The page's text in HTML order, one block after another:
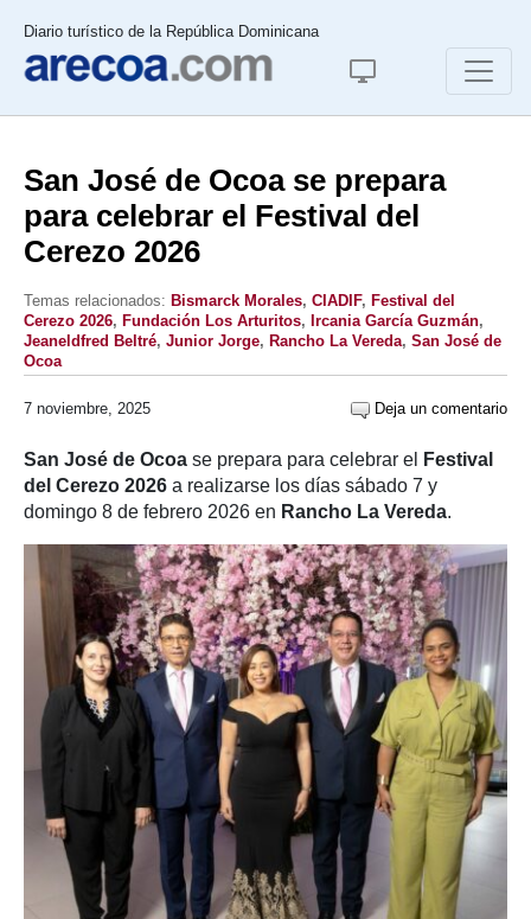
Diario turístico de la República Dominicana
San José de Ocoa se prepara
para celebrar el Festival del
Cerezo 2026
Temas relacionados: Bismarck Morales, CIADIF, Festival del
Cerezo 2026, Fundación Los Arturitos, Ircania García Guzmán,
Jeaneldfred Beltré, Junior Jorge, Rancho La Vereda, San José de
Ocoa
7 noviembre, 2025 Deja un comentario
San José de Ocoa se prepara para celebrar el
Festival
del Cerezo 2026 a realizarse los días sábado 7 y
domingo 8 de febrero 2026 en Rancho La Vereda.